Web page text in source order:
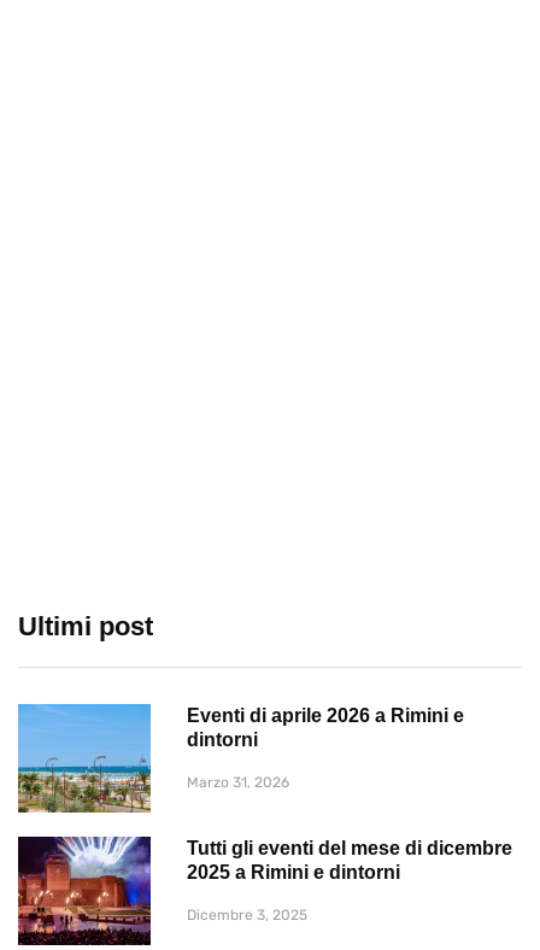
Ultimi post
Eventi di aprile 2026 a Rimini e
dintorni
Marzo 31, 2026
Tutti gli eventi del mese di dicembre
2025 a Rimini e dintorni
Dicembre 3, 2025